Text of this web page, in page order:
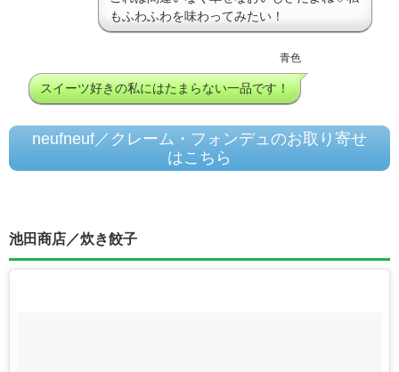
もふわふわを味わってみたい！
青色
スイーツ好きの私にはたまらない一品です！
neufneuf／クレーム・フォンデュのお取り寄せ
はこちら
池田商店／炊き餃子